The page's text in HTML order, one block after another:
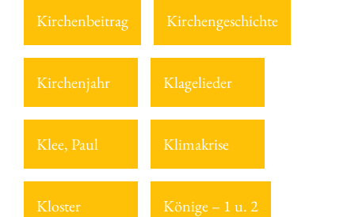
Kirchenbeitrag Kirchengeschichte
Kirchenjahr Klagelieder
Klee, Paul Klimakrise
Kloster Könige – 1 u. 2